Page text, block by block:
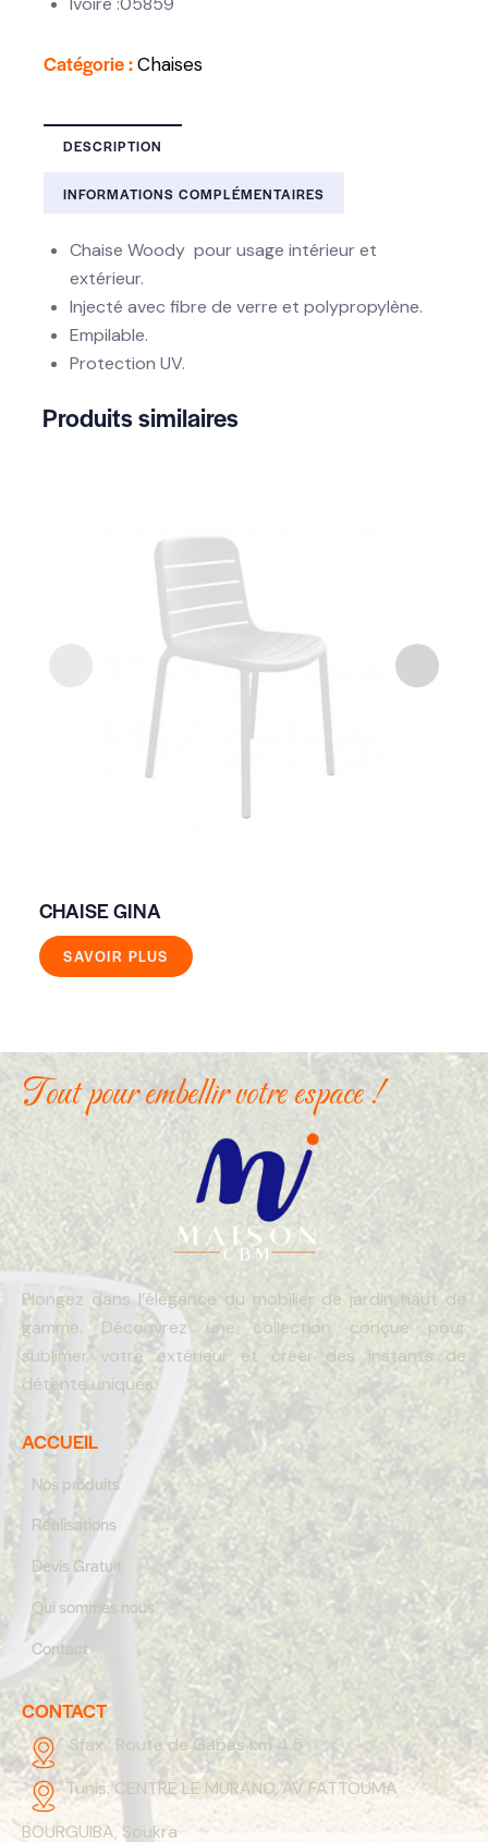
Catégorie :Chaises
DESCRIPTION
INFORMATIONS COMPLÉMENTAIRES
Chaise Woody pour usage intérieur et
extérieur.
Injecté avec fibre de verre et polypropylène.
Empilable.
Protection UV.
Produits similaires
CHAISE GINA
SAVOIR PLUS
Tout pour embellir votre espace !
Plongez dans l’élégance du mobilier de jardin haut de
gamme. Découvrez une collection conçue pour
sublimer votre extérieur et créer des instants de
détente uniques.
ACCUEIL
Nos produits
Réalisations
Devis Gratuit
Qui sommes nous
Contact
CONTACT
Sfax : Route de Gabes km 4.5
Tunis:CENTRE LE MURANO, AV FATTOUMA
BOURGUIBA, Soukra